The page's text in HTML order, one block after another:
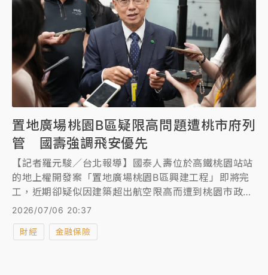
置地廣場桃園B區疑限高問題遭桃市府列
管 國壽強調飛安優先
【記者羅元駿／台北報導】國泰人壽位於高鐵桃園站站
的地上權開發案「置地廣場桃園B區興建工程」即將完
工，近期卻疑似因建築超出航空限高而遭到桃園市政府
列管。國泰人壽總經理林昭廷今天表示，會儘速釐清相
關法律，並積極面對、盡速解決，他也強調「飛安優
先」。
2026/07/06 20:37
財經 金融保險